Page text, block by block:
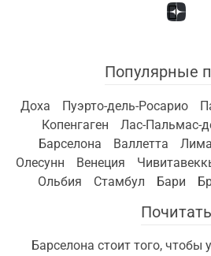
Популярные
Доха Пуэрто-дель-Росарио
Копенгаген
Лас-Пальмас-
Барселона
Валлетта
Олесунн
Венеция
Ольбия
Стамбул Бари
Почитать
Барселона стоит того, чтобы